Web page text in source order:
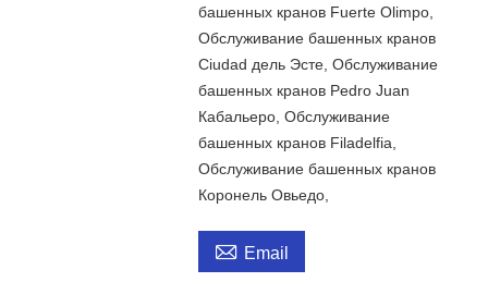
башенных кранов Fuerte Olimpo,
Обслуживание башенных кранов
Ciudad дель Эсте, Обслуживание
башенных кранов Pedro Juan
Кабальеро, Обслуживание
башенных кранов Filadelfia,
Обслуживание башенных кранов
Коронель Овьедо,
 Email